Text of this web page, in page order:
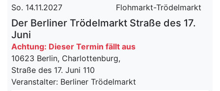
So. 14.11.2027 Flohmarkt-Trödelmarkt
Der Berliner Trödelmarkt Straße des 17.
Juni
Achtung: Dieser Termin fällt aus
10623 Berlin, Charlottenburg,
Straße des 17. Juni 110
Veranstalter: Berliner Trödelmarkt